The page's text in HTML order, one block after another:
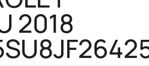
2018